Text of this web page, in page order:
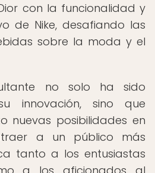
con la funcionalidad y
de Nike, desafiando las
sobre la moda y el
no solo ha sido
innovación, sino que
nuevas posibilidades en
a un público más
tanto a los entusiastas